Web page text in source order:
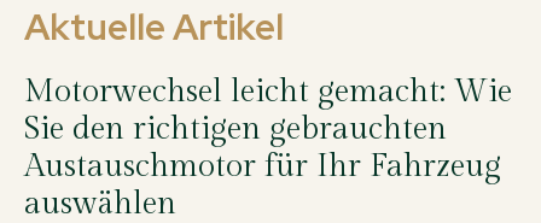
Aktuelle Artikel
Motorwechsel leicht gemacht: Wie
Sie den richtigen gebrauchten
Austauschmotor für Ihr Fahrzeug
auswählen